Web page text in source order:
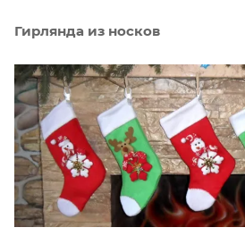
Гирлянда из носков